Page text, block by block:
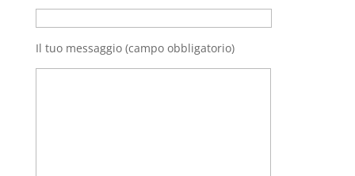
Il tuo messaggio (campo obbligatorio)